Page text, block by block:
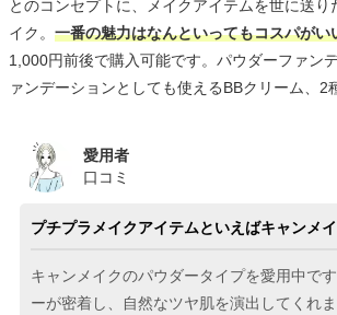
とのコンセプトに、メイクアイテムを世に送り
イク。 一番の魅力はなんといってもコスパが
1,000円前後で購入可能です。パウダーファン
ァンデーションとしても使えるBBクリーム、2
愛用者
口コミ
プチプラメイクアイテムといえばキャンメイ
キャンメイクのパウダータイプを愛用中で
ーが密着し、自然なツヤ肌を演出してくれま